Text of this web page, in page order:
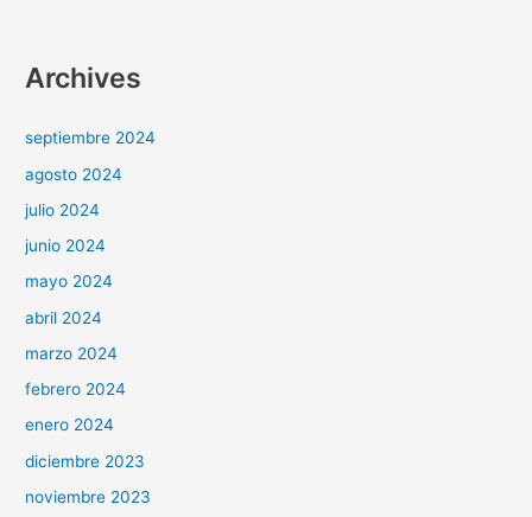
Archives
septiembre 2024
agosto 2024
julio 2024
junio 2024
mayo 2024
abril 2024
marzo 2024
febrero 2024
enero 2024
diciembre 2023
noviembre 2023